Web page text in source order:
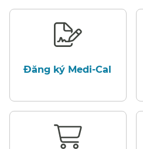
Đăng ký Medi-Cal​​